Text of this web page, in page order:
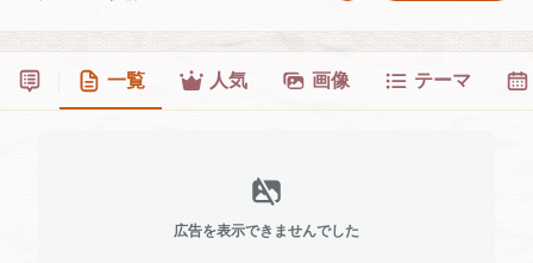
一覧 人気 画像 テーマ
広告を表示できませんでした